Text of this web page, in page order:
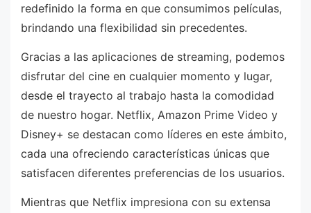
redefinido la forma en que consumimos películas,
brindando una flexibilidad sin precedentes.
Gracias a las aplicaciones de streaming, podemos
disfrutar del cine en cualquier momento y lugar,
desde el trayecto al trabajo hasta la comodidad
de nuestro hogar. Netflix, Amazon Prime Video y
Disney+ se destacan como líderes en este ámbito,
cada una ofreciendo características únicas que
satisfacen diferentes preferencias de los usuarios.
Mientras que Netflix impresiona con su extensa